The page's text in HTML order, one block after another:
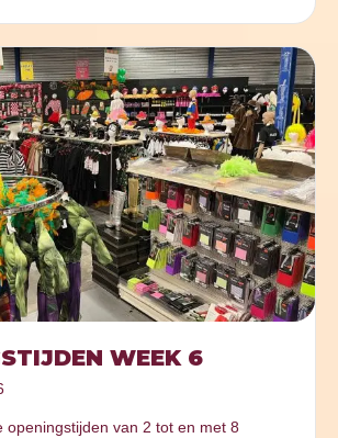
WEEK 6
openingstijden van 2 tot en met 8